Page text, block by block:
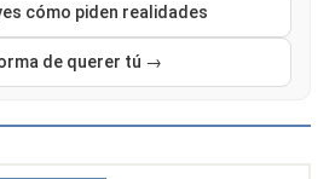
cómo piden realidades
de querer tú →